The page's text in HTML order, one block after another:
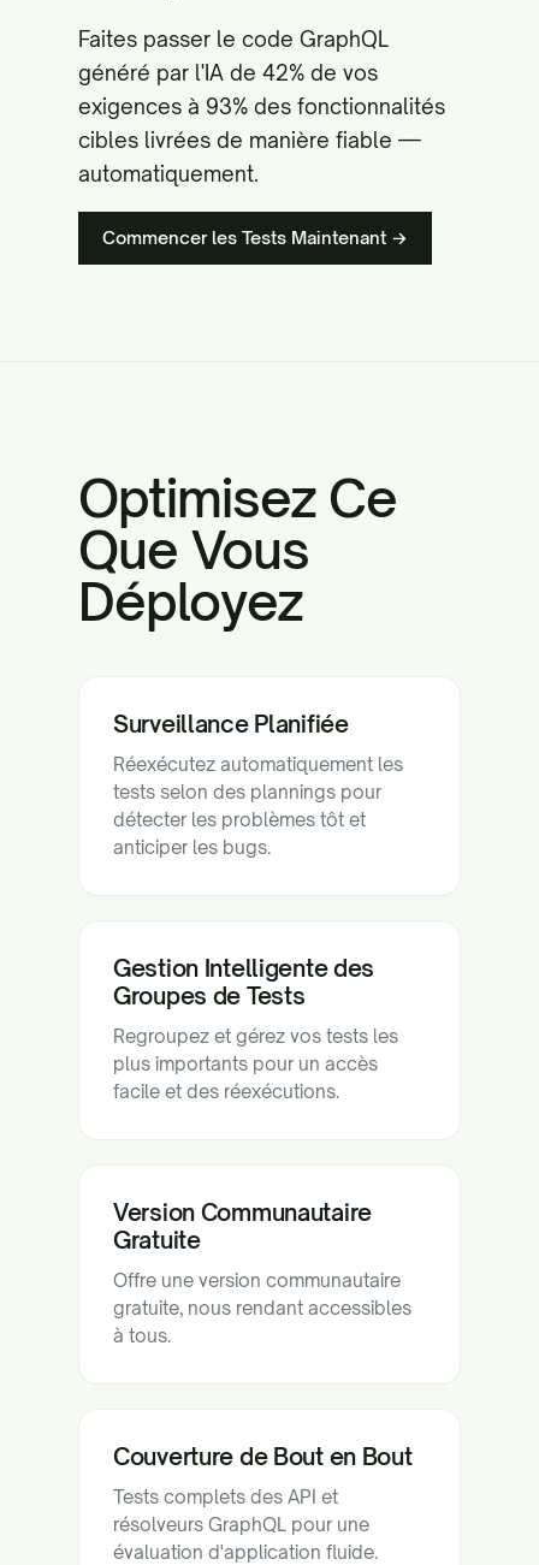
Faites passer le code GraphQL
généré par l'IA de 42% de vos
exigences à 93% des fonctionnalités
cibles livrées de manière fiable —
automatiquement.
Commencer les Tests Maintenant →
Optimisez Ce
Que Vous
Déployez
Surveillance Planifiée
Réexécutez automatiquement les
tests selon des plannings pour
détecter les problèmes tôt et
anticiper les bugs.
Gestion Intelligente des
Groupes de Tests
Regroupez et gérez vos tests les
plus importants pour un accès
facile et des réexécutions.
Version Communautaire
Gratuite
Offre une version communautaire
gratuite, nous rendant accessibles
à tous.
Couverture de Bout en Bout
Tests complets des API et
résolveurs GraphQL pour une
évaluation d'application fluide.